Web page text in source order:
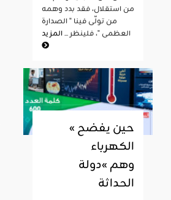
من استقلال، فقد بدد وهمه
من تولّى فينا " الصدارة
العظمى "، فلينظر ...المزيد
« حين يفضح
الكهرباء
وهم »دولة
الحداثة